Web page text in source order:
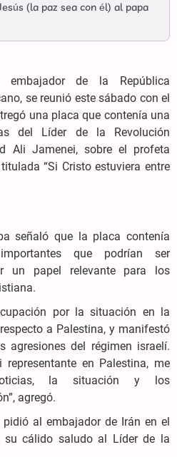
(la paz sea con él) al papa
embajador de la República
se reunió este sábado con el
una placa que contenía una
del Líder de la Revolución
Ali Jamenei, sobre el profeta
“Si Cristo estuviera entre
señaló que la placa contenía
que podrían ser
un papel relevante para los
por la situación en la
a Palestina, y manifestó
agresiones del régimen israelí.
en Palestina, me
la situación y los
agregó.
al embajador de Irán en el
su cálido saludo al Líder de la